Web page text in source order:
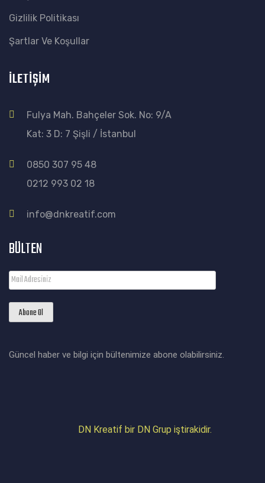
Gizlilik Politikası
Şartlar Ve Koşullar
İLETİŞİM
Fulya Mah. Bahçeler Sok. No: 9/A
Kat: 3 D: 7 Şişli / İstanbul
0850 307 95 48
0212 993 02 18
info@dnkreatif.com
BÜLTEN
Güncel haber ve bilgi için bültenimize abone olabilirsiniz.
DN Kreatif bir DN Grup iştirakidir.